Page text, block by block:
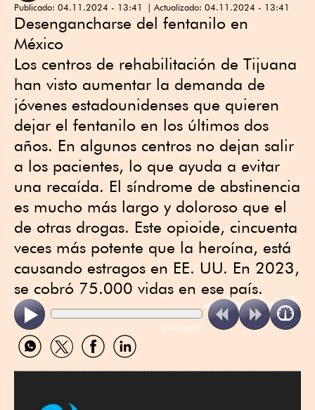
Publicado: 04.11.2024 - 13:41 Actualizado: 04.11.2024 - 13:41
Desengancharse del fentanilo en
México
Los centros de rehabilitación de Tijuana
han visto aumentar la demanda de
jóvenes estadounidenses que quieren
dejar el fentanilo en los últimos dos
años. En algunos centros no dejan salir
a los pacientes, lo que ayuda a evitar
una recaída. El síndrome de abstinencia
es mucho más largo y doloroso que el
de otras drogas. Este opioide, cincuenta
veces más potente que la heroína, está
causando estragos en EE. UU. En 2023,
se cobró 75.000 vidas en ese país.
ReadSpeaker
Compartir
por
Compartir
por
Compartir
por
Compartir
por